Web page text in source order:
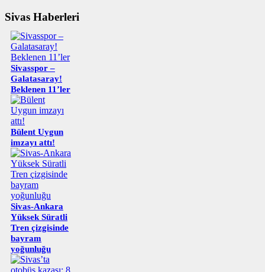
Sivas Haberleri
Sivasspor –
Galatasaray!
Beklenen 11’ler
Bülent Uygun
imzayı attı!
Sivas-Ankara
Yüksek Süratli
Tren çizgisinde
bayram
yoğunluğu